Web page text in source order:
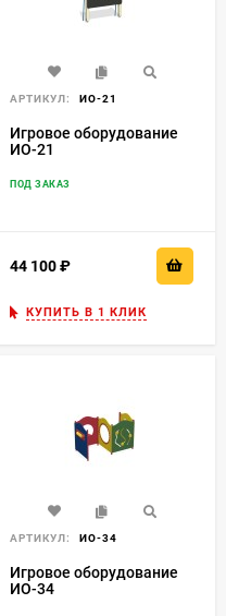
АРТИКУЛ: ИО-21
Игровое оборудование
ИО-21
ПОД ЗАКАЗ
44 100
КУПИТЬ В 1 КЛИК
АРТИКУЛ: ИО-34
Игровое оборудование
ИО-34